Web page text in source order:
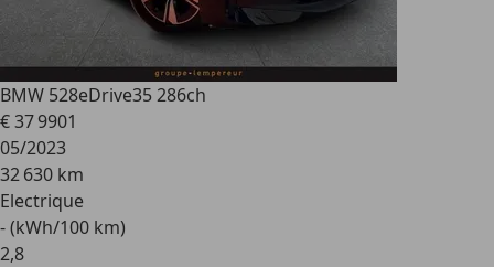
BMW 528eDrive35 286ch
€ 37 9901
05/2023
32 630 km
Electrique
- (kWh/100 km)
2,8